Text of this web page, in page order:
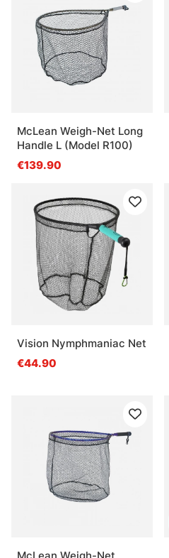
McLean Weigh-Net Long
Handle L (Model R100)
€139.90
Vision Nymphmaniac Net
€44.90
McLean Weigh-Net